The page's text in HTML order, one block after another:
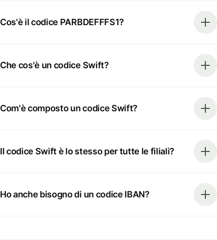
Cos'è il codice PARBDEFFFS1?
Che cos'è un codice Swift?
Com'è composto un codice Swift?
Il codice Swift è lo stesso per tutte le filiali?
Ho anche bisogno di un codice IBAN?